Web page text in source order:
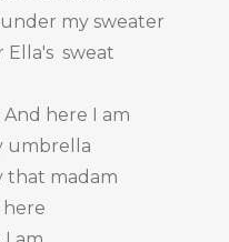
my sweater
Ella's sweat
here I am
umbrella
that madam
here